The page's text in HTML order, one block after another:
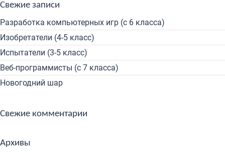
Свежие записи
Разработка компьютерных игр (с 6 класса)
Изобретатели (4-5 класс)
Испытатели (3-5 класс)
Веб-программисты (с 7 класса)
Новогодний шар
Свежие комментарии
Архивы